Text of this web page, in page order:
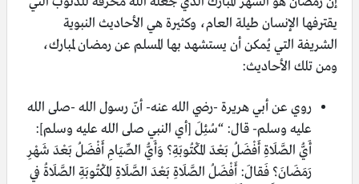
يقترفها الإنسان طيلة العام، وكثيرة هي الأحاديث النبوية
الشريفة التي يُمكن أن يستشهد بها المسلم عن رمضان لمبارك،
ومن تلك الأحاديث:
روي عن أبي هريرة -رضي الله عنه- أنّ رسول الله -صلى الله
عليه وسلم- قال: “سُئِلَ [أي النبي صلى الله عليه وسلم]:
أَيُّ الصَّلَاةِ أَفْضَلُ بَعْدَ المَكْتُوبَةِ؟ وَأَيُّ الصِّيَامِ أَفْضَلُ بَعْدَ شَهْرِ
رَمَضَانَ؟ فَقالَ: أَفْضَلُ الصَّلَاةِ بَعْدَ الصَّلَاةِ المَكْتُوبَةِ الصَّلَاةُ في